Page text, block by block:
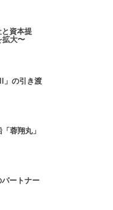
資本提
拡大〜
」の引き渡
蓉翔丸」
ートナー